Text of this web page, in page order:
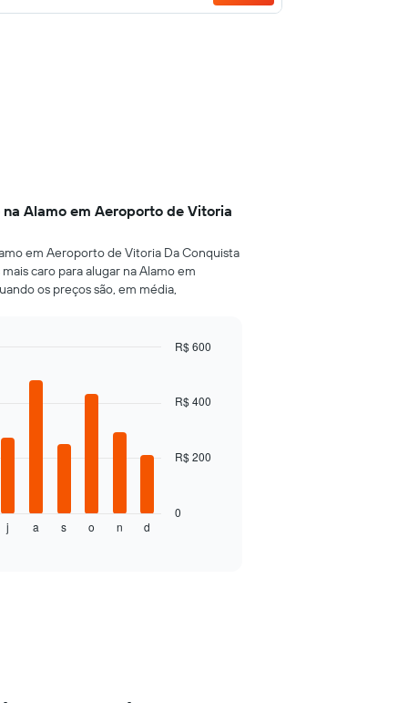
Alamo em Aeroporto de Vitoria
em Aeroporto de Vitoria Da Conquista
caro para alugar na Alamo em
os preços são, em média,
j a s o n d
0
R$ 200
R$ 400
R$ 600